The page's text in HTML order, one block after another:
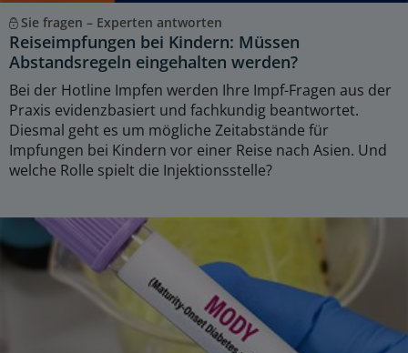
Sie fragen – Experten antworten
Reiseimpfungen bei Kindern: Müssen
Abstandsregeln eingehalten werden?
Bei der Hotline Impfen werden Ihre Impf-Fragen aus der
Praxis evidenzbasiert und fachkundig beantwortet.
Diesmal geht es um mögliche Zeitabstände für
Impfungen bei Kindern vor einer Reise nach Asien. Und
welche Rolle spielt die Injektionsstelle?